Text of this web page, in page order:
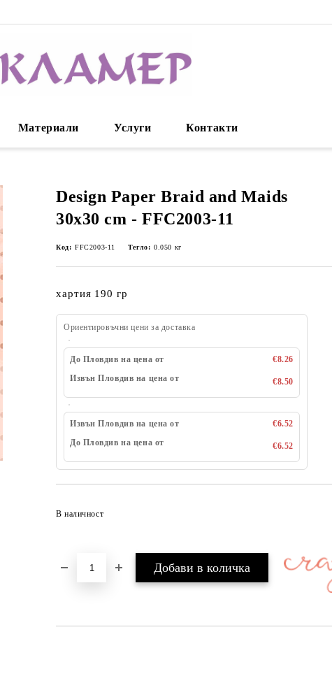
Материали Услуги Контакти
Design Paper Braid and Maids
30x30 cm - FFC2003-11
Код: FFC2003-11 Тегло: 0.050 кг
хартия 190 гр
Ориентировъчни цени за доставка
До Пловдив на цена от
€8.26
Извън Пловдив на цена от
€8.50
Извън Пловдив на цена от
€6.52
До Пловдив на цена от
€6.52
В наличност